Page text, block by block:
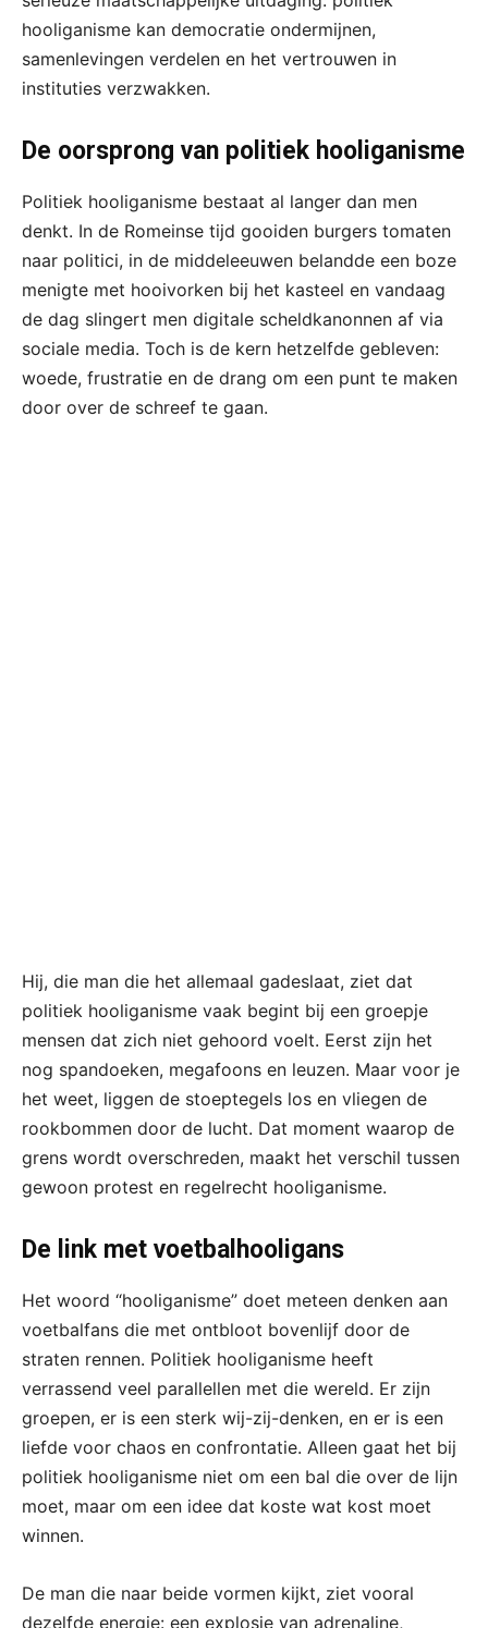
hooliganisme kan democratie ondermijnen,
samenlevingen verdelen en het vertrouwen in
instituties verzwakken.
De oorsprong van politiek hooliganisme
Politiek hooliganisme bestaat al langer dan men
denkt. In de Romeinse tijd gooiden burgers tomaten
naar politici, in de middeleeuwen belandde een boze
menigte met hooivorken bij het kasteel en vandaag
de dag slingert men digitale scheldkanonnen af via
sociale media. Toch is de kern hetzelfde gebleven:
woede, frustratie en de drang om een punt te maken
door over de schreef te gaan.
Hij, die man die het allemaal gadeslaat, ziet dat
politiek hooliganisme vaak begint bij een groepje
mensen dat zich niet gehoord voelt. Eerst zijn het
nog spandoeken, megafoons en leuzen. Maar voor je
het weet, liggen de stoeptegels los en vliegen de
rookbommen door de lucht. Dat moment waarop de
grens wordt overschreden, maakt het verschil tussen
gewoon protest en regelrecht hooliganisme.
De link met voetbalhooligans
Het woord “hooliganisme” doet meteen denken aan
voetbalfans die met ontbloot bovenlijf door de
straten rennen. Politiek hooliganisme heeft
verrassend veel parallellen met die wereld. Er zijn
groepen, er is een sterk wij-zij-denken, en er is een
liefde voor chaos en confrontatie. Alleen gaat het bij
politiek hooliganisme niet om een bal die over de lijn
moet, maar om een idee dat koste wat kost moet
winnen.
De man die naar beide vormen kijkt, ziet vooral
dezelfde energie: een explosie van adrenaline,